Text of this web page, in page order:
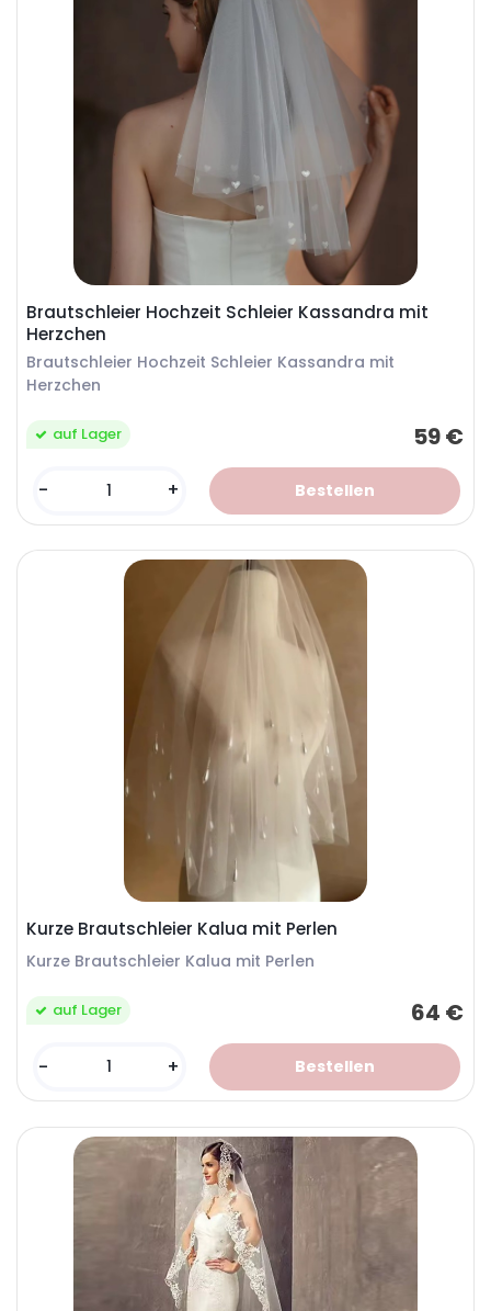
Brautschleier Hochzeit Schleier Kassandra mit
Herzchen
Brautschleier Hochzeit Schleier Kassandra mit
Herzchen
59 €
auf Lager
- +
Kurze Brautschleier Kalua mit Perlen
Kurze Brautschleier Kalua mit Perlen
64 €
auf Lager
- +